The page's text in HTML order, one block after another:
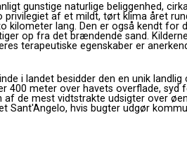
gunstige naturlige beliggenhed,
af et mildt, tørt klima året
kilometer lang. Den er også kendt for
op fra det brændende sand.
terapeutiske egenskaber er
i landet besidder den en unik
400 meter over havets overflade, syd
​​de mest vidtstrakte udsigter over
Sant'Angelo, hvis bugter udgør